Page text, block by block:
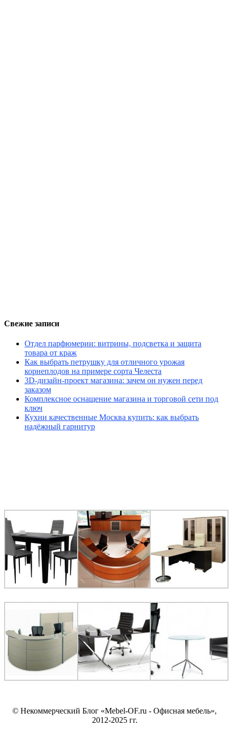
Свежие записи
Отдел парфюмерии: витрины, подсветка и защита
товара от краж
Как выбрать петрушку для отличного урожая
корнеплодов на примере сорта Челеста
3D-дизайн-проект магазина: зачем он нужен перед
заказом
Комплексное оснащение магазина и торговой сети под
ключ
Кухни качественные Москва купить: как выбрать
надёжный гарнитур
© Некоммерческий Блог «Mebel-OF.ru - Офисная мебель»,
2012-2025 гг.